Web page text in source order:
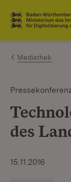
Zum Inhalt
Link zur
Mediathek
des
15.11.2016